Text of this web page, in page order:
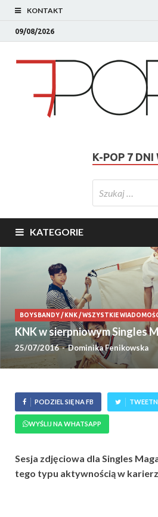
KONTAKT
09/08/2026
K-POP 7 DNI
KATEGORIE
BOYSBANDY/ KNK/WSZYSTKIE
KNK w sierpniowym Singles
25/07/2016-Dominika Fenikowska
PODZIEL SIĘ NA FB
WYŚLIJ NA WHATSAPP
Sesja zdjęciowa dla Singles
tego typu aktywnością w